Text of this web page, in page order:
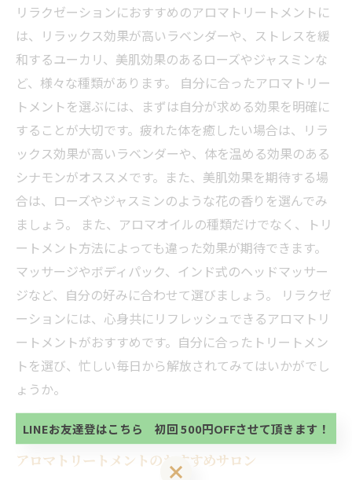
リラクゼーションにおすすめのアロマトリートメントに
は、リラックス効果が高いラベンダーや、ストレスを緩
和するユーカリ、美肌効果のあるローズやジャスミンな
ど、様々な種類があります。 自分に合ったアロマトリー
トメントを選ぶには、まずは自分が求める効果を明確に
することが大切です。疲れた体を癒したい場合は、リラ
ックス効果が高いラベンダーや、体を温める効果のある
シナモンがオススメです。また、美肌効果を期待する場
合は、ローズやジャスミンのような花の香りを選んでみ
ましょう。 また、アロマオイルの種類だけでなく、トリ
ートメント方法によっても違った効果が期待できます。
マッサージやボディパック、インド式のヘッドマッサー
ジなど、自分の好みに合わせて選びましょう。 リラクゼ
ーションには、心身共にリフレッシュできるアロマトリ
ートメントがおすすめです。自分に合ったトリートメン
トを選び、忙しい毎日から解放されてみてはいかがでし
ょうか。
アロマトリートメントのおすすめサロン
当サロンの公式LINE@にお友達登録頂いたお客様は
初回 500円OFFさせて頂きます。 既に 追加済の
方、不必要な方 お手数ですが、✖印でお閉じ下さ
い。
LINEお友達登はこちら 初回 500円OFFさせて頂きます！
当サロンの公式LINE@にお友達登録頂いたお客様は
初回 500円OFFさせて頂きます。 既に 追加済の
方、不必要な方 お手数ですが、✖印でお閉じ下さ
い。
LINEお友達登はこちら 初回 500円OFFさせて頂きます！